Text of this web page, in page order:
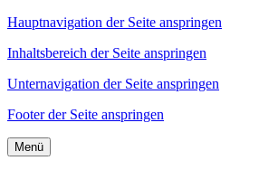
Hauptnavigation der Seite anspringen
Inhaltsbereich der Seite anspringen
Unternavigation der Seite anspringen
Footer der Seite anspringen
Menü